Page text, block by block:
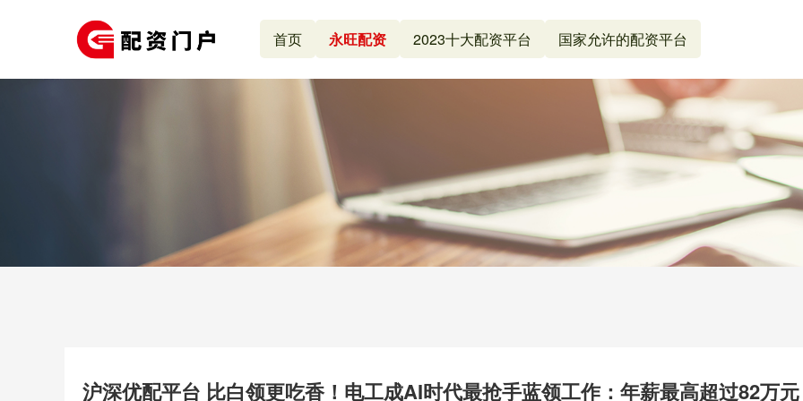
首页 永旺配资 2023十大配资平台 国家允许的配资平台
沪深优配平台 比白领更吃香！电工成AI时代最抢手蓝领工作：年薪最高超过82万元